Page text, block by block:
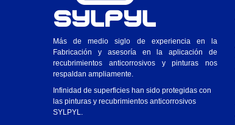
Más de medio siglo de experiencia en la
Fabricación y asesoría en la aplicación de
recubrimientos anticorrosivos y pinturas nos
respaldan ampliamente.
Infinidad de superficies han sido protegidas con
las pinturas y recubrimientos anticorrosivos
SYLPYL.